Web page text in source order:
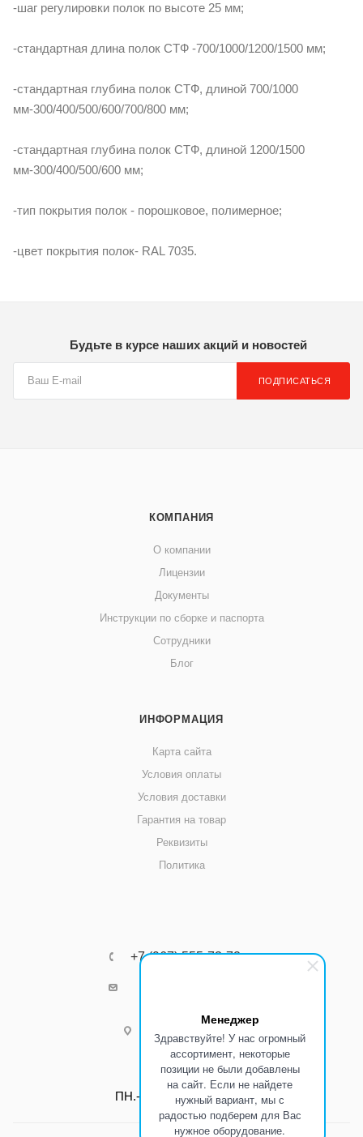
Менеджер
Здравствуйте! У нас огромный
ассортимент, некоторые
позиции не были добавлены
на сайт. Если не найдете
нужный вариант, мы с
радостью подберем для Вас
нужное оборудование.
-шаг регулировки полок по высоте 25 мм;
-стандартная длина полок СТФ -700/1000/1200/1500 мм;
-стандартная глубина полок СТФ, длиной 700/1000
мм-300/400/500/600/700/800 мм;
-стандартная глубина полок СТФ, длиной 1200/1500
мм-300/400/500/600 мм;
-тип покрытия полок - порошковое, полимерное;
-цвет покрытия полок- RAL 7035.
Будьте в курсе наших акций и новостей
ПОДПИСАТЬСЯ
КОМПАНИЯ
О компании
Лицензии
Документы
Инструкции по сборке и паспорта
Сотрудники
Блог
ИНФОРМАЦИЯ
Карта сайта
Условия оплаты
Условия доставки
Гарантия на товар
Реквизиты
Политика
+7 (967) 555-73-72
г.Ростов-на-Дону
Режим работы:
ПН.-ПТ.: С 8:00 до 17:00